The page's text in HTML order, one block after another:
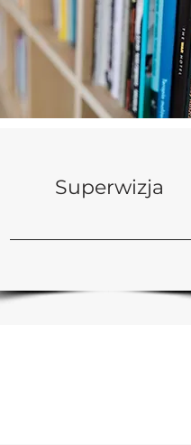
Superwizja